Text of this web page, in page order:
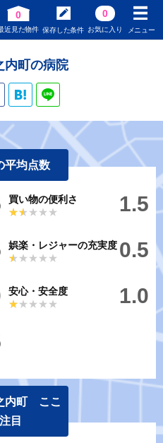
0
近見た物件 保存した条件
0
お気に入り メニュー
内町の病院
平均点数
買い物の便利さ
★★★★★
★★★★★ 1.5
娯楽・レジャーの充実度
★★★★★
★★★★★ 0.5
安心・安全度
★★★★★
★★★★★ 1.0
内町 ここ
目